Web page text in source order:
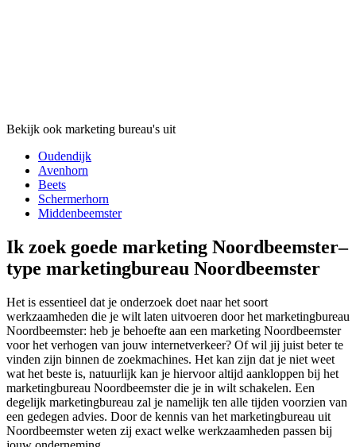
Bekijk ook marketing bureau's uit
Oudendijk
Avenhorn
Beets
Schermerhorn
Middenbeemster
Ik zoek goede marketing Noordbeemster–
type marketingbureau Noordbeemster
Het is essentieel dat je onderzoek doet naar het soort
werkzaamheden die je wilt laten uitvoeren door het marketingbureau
Noordbeemster: heb je behoefte aan een marketing Noordbeemster
voor het verhogen van jouw internetverkeer? Of wil jij juist beter te
vinden zijn binnen de zoekmachines. Het kan zijn dat je niet weet
wat het beste is, natuurlijk kan je hiervoor altijd aankloppen bij het
marketingbureau Noordbeemster die je in wilt schakelen. Een
degelijk marketingbureau zal je namelijk ten alle tijden voorzien van
een gedegen advies. Door de kennis van het marketingbureau uit
Noordbeemster weten zij exact welke werkzaamheden passen bij